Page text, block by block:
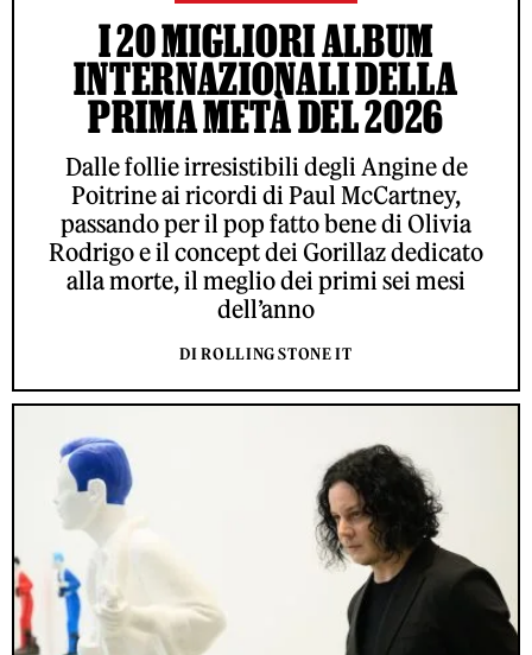
I 20 MIGLIORI ALBUM
INTERNAZIONALI DELLA
PRIMA METÀ DEL 2026
Dalle follie irresistibili degli Angine de
Poitrine ai ricordi di Paul McCartney,
passando per il pop fatto bene di Olivia
Rodrigo e il concept dei Gorillaz dedicato
alla morte, il meglio dei primi sei mesi
dell’anno
DI ROLLING STONE IT